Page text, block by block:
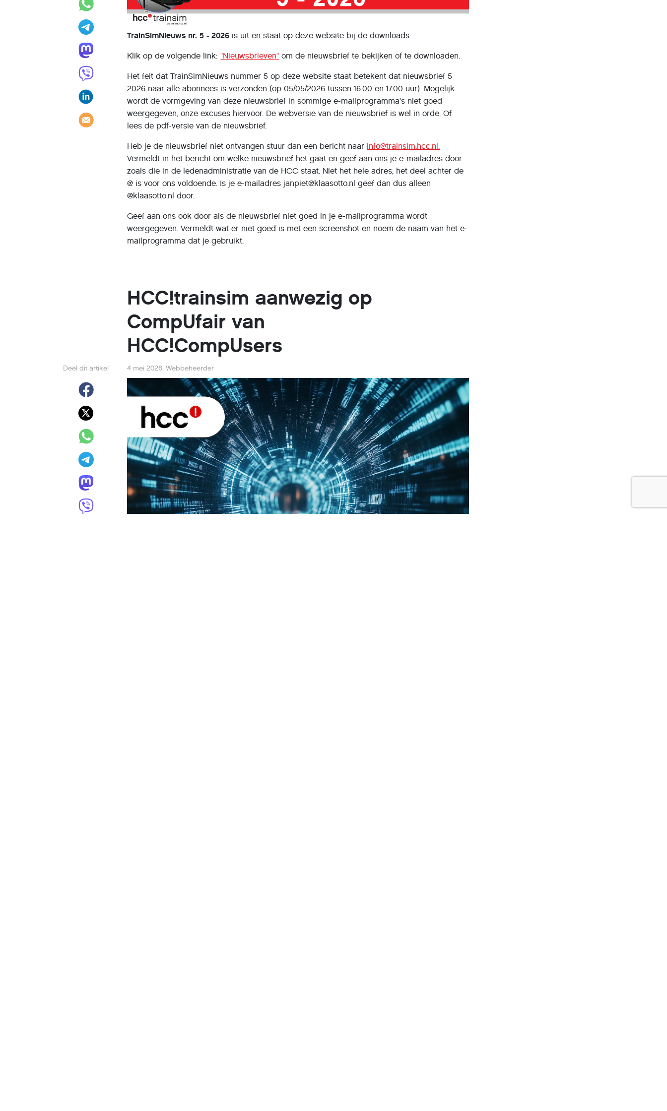
TrainSimNieuws nr. 5 - 2026 is uit en staat op deze website bij de downloads.
Klik op de volgende link:"Nieuwsbrieven" om de nieuwsbrief te bekijken of te downloaden.
Het feit dat TrainSimNieuws nummer 5 op deze website staat betekent dat nieuwsbrief 5
2026 naar alle abonnees is verzonden (op 05/05/2026 tussen 16.00 en 17.00 uur). Mogelijk
wordt de vormgeving van deze nieuwsbrief in sommige e-mailprogramma's niet goed
weergegeven, onze excuses hiervoor. De webversie van de nieuwsbrief is wel in orde. Of
lees de pdf-versie van de nieuwsbrief.
Heb je de nieuwsbrief niet ontvangen stuur dan een bericht naar info@trainsim.hcc.nl.
Vermeldt in het bericht om welke nieuwsbrief het gaat en geef aan ons je e-mailadres door
zoals die in de ledenadministratie van de HCC staat. Niet het hele adres, het deel achter de
@ is voor ons voldoende. Is je e-mailadres janpiet@klaasotto.nl geef dan dus alleen
@klaasotto.nl door.
Geef aan ons ook door als de nieuwsbrief niet goed in je e-mailprogramma wordt
weergegeven. Vermeldt wat er niet goed is met een screenshot en noem de naam van het e-
mailprogramma dat je gebruikt.
HCC!trainsim aanwezig op
CompUfair van
HCC!CompUsers
Deel dit artikel 4 mei 2026,Webbeheerder